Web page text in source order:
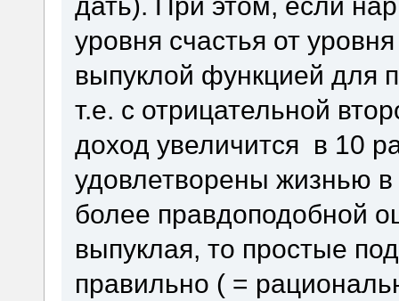
уровня счастья от
выпуклой функцией для
т.е. с отрицательной
доход увеличится в 10
удовлетворены жизнью
более правдоподобной
выпуклая, то простые
правильно ( =